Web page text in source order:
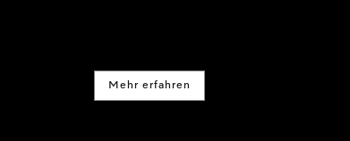
Mehr erfahren